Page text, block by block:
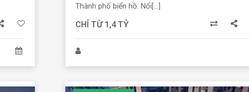
Thành phố biển hồ. Nổi[...]
CHỈ TỪ 1,4 TỶ